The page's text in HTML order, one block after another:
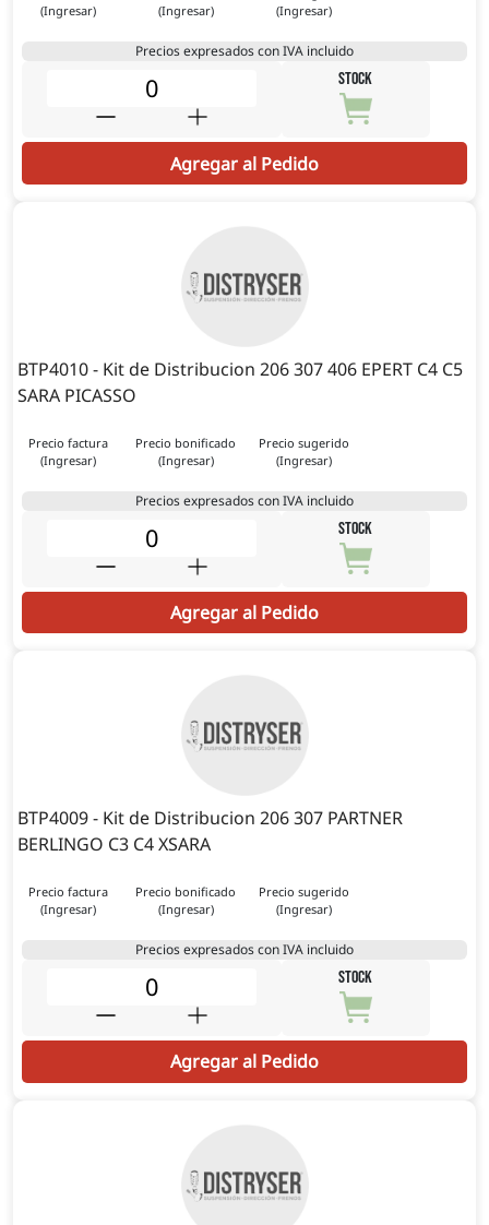
(Ingresar)
(Ingresar)
(Ingresar)
Precios expresados con IVA incluido
STOCK
Agregar al Pedido
BTP4010 - Kit de Distribucion 206 307 406 EPERT C4 C5
SARA PICASSO
Precio factura
(Ingresar)
Precio bonificado
(Ingresar)
Precio sugerido
(Ingresar)
Precios expresados con IVA incluido
STOCK
Agregar al Pedido
BTP4009 - Kit de Distribucion 206 307 PARTNER
BERLINGO C3 C4 XSARA
Precio factura
(Ingresar)
Precio bonificado
(Ingresar)
Precio sugerido
(Ingresar)
Precios expresados con IVA incluido
STOCK
Agregar al Pedido